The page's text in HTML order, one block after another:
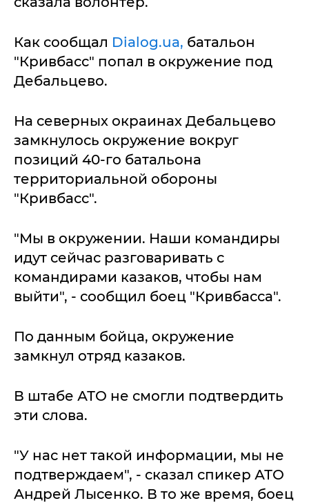
Как сообщал Dialog.ua, батальон
"Кривбасс" попал в окружение под
Дебальцево.
На северных окраинах Дебальцево
замкнулось окружение вокруг
позиций 40-го батальона
территориальной обороны
"Кривбасс".
"Мы в окружении. Наши командиры
идут сейчас разговаривать с
командирами казаков, чтобы нам
выйти", - сообщил боец "Кривбасса".
По данным бойца, окружение
замкнул отряд казаков.
В штабе АТО не смогли подтвердить
эти слова.
"У нас нет такой информации, мы не
подтверждаем", - сказал спикер АТО
Андрей Лысенко. В то же время, боец